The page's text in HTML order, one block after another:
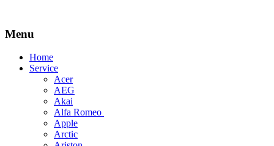
Menu
Skip
Home
Service
Acer
AEG
Akai
Alfa Romeo
Apple
Arctic